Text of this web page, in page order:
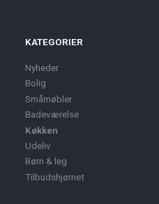
KATEGORIER
Nyheder
Bolig
Småmøbler
Badeværelse
Køkken
Udeliv
Børn & leg
Tilbudshjørnet